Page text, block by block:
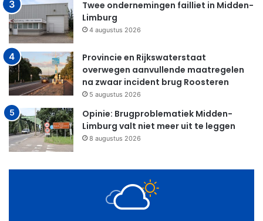
Twee ondernemingen failliet in Midden-
Limburg
4 augustus 2026
Provincie en Rijkswaterstaat
overwegen aanvullende maatregelen
na zwaar incident brug Roosteren
5 augustus 2026
Opinie: Brugproblematiek Midden-
Limburg valt niet meer uit te leggen
8 augustus 2026